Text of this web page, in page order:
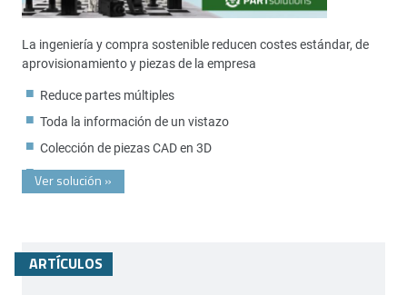
La ingeniería y compra sostenible reducen costes estándar, de
aprovisionamiento y piezas de la empresa
Reduce partes múltiples
Toda la información de un vistazo
Colección de piezas CAD en 3D
Ver solución »
ARTÍCULOS